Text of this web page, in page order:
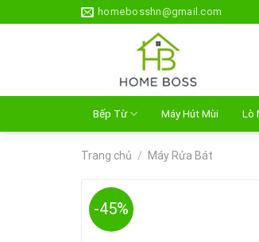
to
homebosshn@gmail.com
Bếp Từ Máy Hút Mùi Lò
Trang chủ / Máy Rửa Bát
-45%